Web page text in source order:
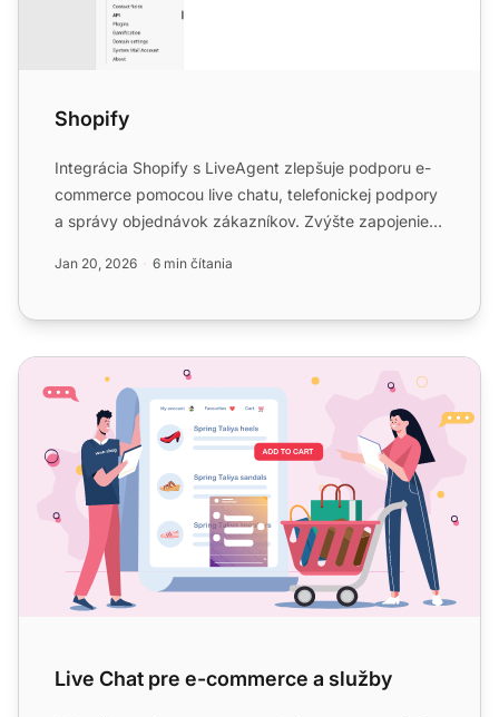
Shopify
Integrácia Shopify s LiveAgent zlepšuje podporu e-
commerce pomocou live chatu, telefonickej podpory
a správy objednávok zákazníkov. Zvýšte zapojenie a
Jan 20, 2026 6 min čítania
Live Chat pre e-commerce a služby
Live Chat pre e-commerce a služby